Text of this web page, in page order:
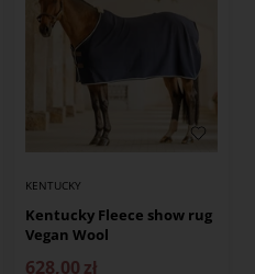
KENTUCKY
Kentucky Fleece show rug
Vegan Wool
628,00 zł